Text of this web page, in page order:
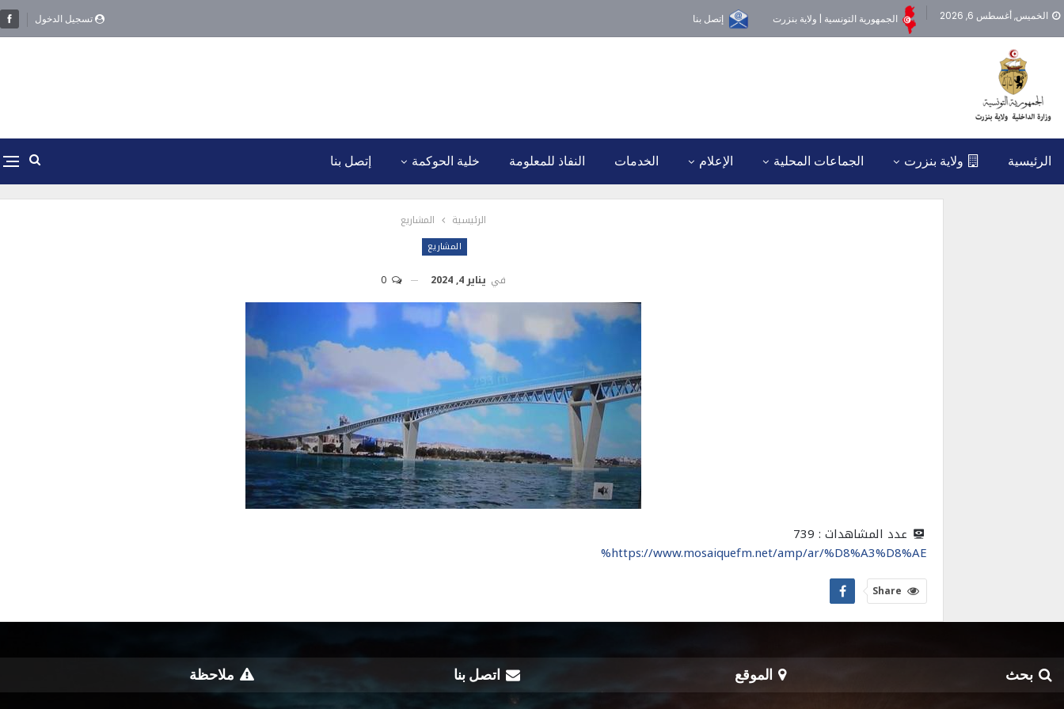
تسجيل الدخول الخميس, أغسطس 6, 2026 الجمهورية التونسية | ولاية بنزرت إتصل بنا
الرئيسية ولاية بنزرت الجماعات المحلية الإعلام الخدمات النفاذ للمعلومة خلية الحوكمة إتصل بنا
الرئيسية المشاريع
المشاريع
في يناير 4, 2024
عدد المشاهدات : 739
https://www.mosaiquefm.net/amp/ar/%D8%A3%D8%AE%
Share
بحث الموقع اتصل بنا ملاحظة